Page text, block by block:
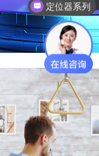
电子学生证系列